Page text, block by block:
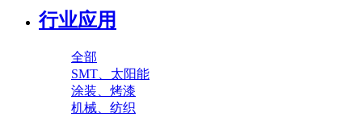
行业应用
全部
SMT、太阳能
涂装、烤漆
机械、纺织